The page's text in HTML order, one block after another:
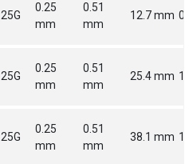
25G
0.25
mm
0.51
mm
12.7 mm
25G
0.25
mm
0.51
mm
25.4 mm 1
25G
0.25
mm
0.51
mm
38.1 mm